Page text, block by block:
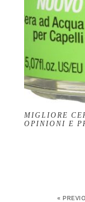
MIGLIORE
OPINIONI E
«